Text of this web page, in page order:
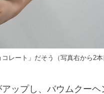
レート」だそう（写真右から2本
ップし、バウムクーヘ